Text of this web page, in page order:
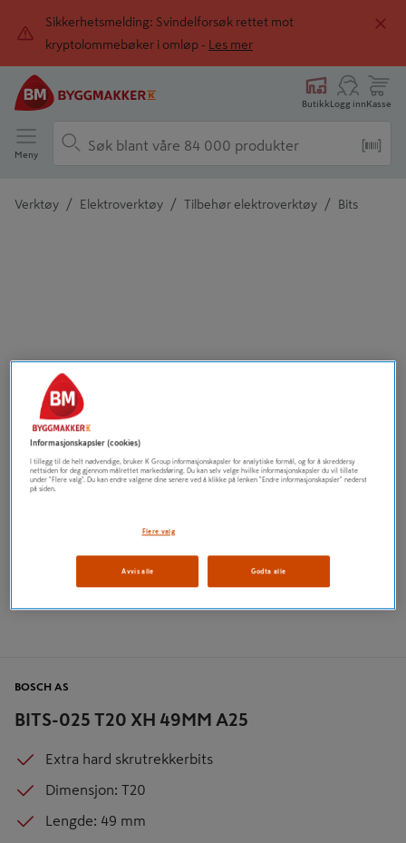
Sikkerhetsmelding: Svindelforsøk rettet mot
kryptolommebøker i omløp -
Les mer
ButikkLogg innKasse
Meny
Verktøy / Elektroverktøy / Tilbehør elektroverktøy / Bits
BITS-025 T20 XH 49MM A25
BOSCH AS
Extra hard skrutrekkerbits
Dimensjon: T20
Lengde: 49 mm
Informasjonskapsler (cookies)
I tillegg til de helt nødvendige, bruker K Group informasjonskapsler for analytiske formål, og for å skreddersy
nettsiden for deg gjennom målrettet markedsføring. Du kan selv velge hvilke informasjonskapsler du vil tillate
under "Flere valg". Du kan endre valgene dine senere ved å klikke på lenken "Endre informasjonskapsler" nederst
på siden.
Flere valg
Avvis alle Godta alle